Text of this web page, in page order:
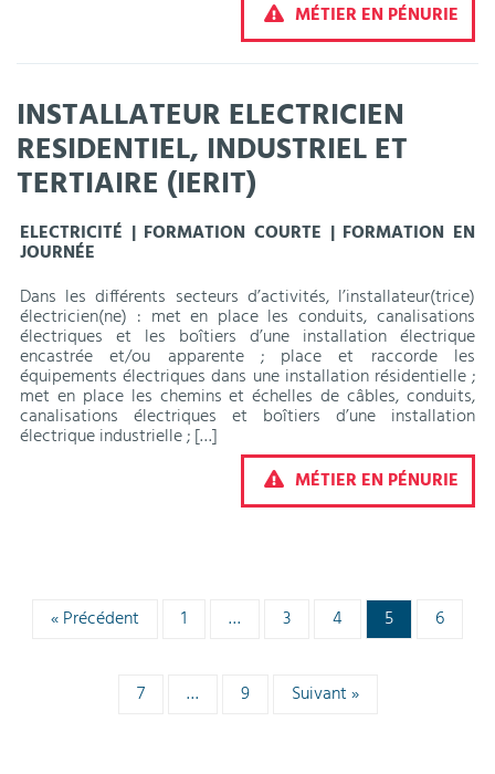
MÉTIER EN PÉNURIE
INSTALLATEUR ELECTRICIEN
RESIDENTIEL, INDUSTRIEL ET
TERTIAIRE (IERIT)
ELECTRICITÉ | FORMATION COURTE | FORMATION EN
JOURNÉE
Dans les différents secteurs d’activités, l’installateur(trice)
électricien(ne) : met en place les conduits, canalisations
électriques et les boîtiers d’une installation électrique
encastrée et/ou apparente ; place et raccorde les
équipements électriques dans une installation résidentielle ;
met en place les chemins et échelles de câbles, conduits,
canalisations électriques et boîtiers d’une installation
électrique industrielle ; […]
MÉTIER EN PÉNURIE
« Précédent 1 … 3 4 5 6
7 … 9 Suivant »